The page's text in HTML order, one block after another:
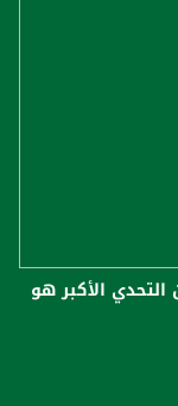
الأكبر هو